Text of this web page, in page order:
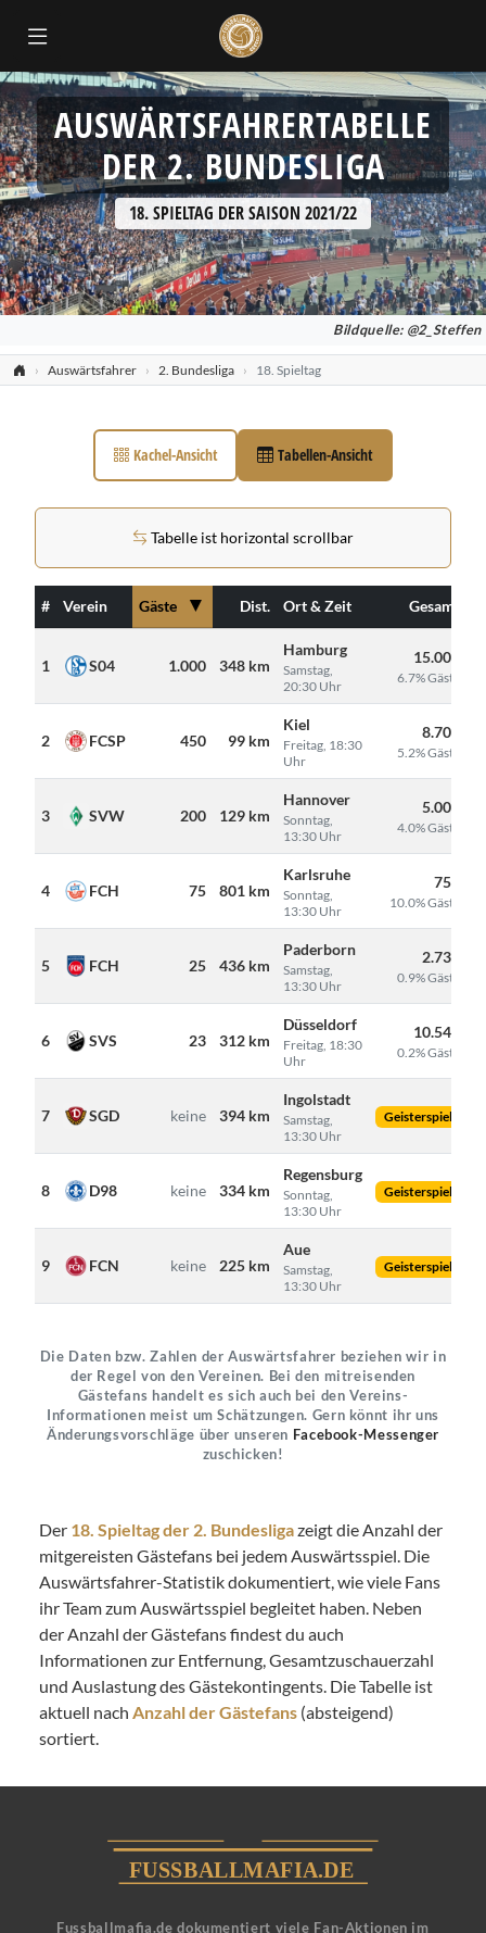
AUSWÄRTSFAHRERTABELLE
DER 2. BUNDESLIGA
18. SPIELTAG DER SAISON 2021/22
Bildquelle: @2_Steffen
Auswärtsfahrer 2. Bundesliga 18. Spieltag
Kachel-Ansicht Tabellen-Ansicht
Tabelle ist horizontal scrollbar
# Verein Gäste ▼ Dist. Ort & Zeit Gesamt
1 S04 1.000 348 km
Hamburg
Samstag,
20:30 Uhr
15.000
6.7% Gäste
2 FCSP 450 99 km
Kiel
Freitag, 18:30
Uhr
8.700
5.2% Gäste
3 SVW 200 129 km
Hannover
Sonntag,
13:30 Uhr
5.000
4.0% Gäste
4 FCH 75 801 km
Karlsruhe
Sonntag,
13:30 Uhr
750
10.0% Gäste
5 FCH 25 436 km
Paderborn
Samstag,
13:30 Uhr
2.730
0.9% Gäste
6 SVS 23 312 km
Düsseldorf
Freitag, 18:30
Uhr
10.543
0.2% Gäste
7 SGD keine 394 km
Ingolstadt
Samstag,
13:30 Uhr
Geisterspiel
8 D98 keine 334 km
Regensburg
Sonntag,
13:30 Uhr
Geisterspiel
9 FCN keine 225 km
Aue
Samstag,
13:30 Uhr
Geisterspiel
Die Daten bzw. Zahlen der Auswärtsfahrer beziehen wir in
der Regel von den Vereinen. Bei den mitreisenden
Gästefans handelt es sich auch bei den Vereins-
Informationen meist um Schätzungen. Gern könnt ihr uns
Änderungsvorschläge über unseren Facebook-Messenger
zuschicken!
Der 18. Spieltag der 2. Bundesligazeigt die Anzahl der
mitgereisten Gästefans bei jedem Auswärtsspiel. Die
Auswärtsfahrer-Statistik dokumentiert, wie viele Fans
ihr Team zum Auswärtsspiel begleitet haben. Neben
der Anzahl der Gästefans findest du auch
Informationen zur Entfernung, Gesamtzuschauerzahl
und Auslastung des Gästekontingents. Die Tabelle ist
aktuell nach Anzahl der Gästefans (absteigend)
sortiert.
Fussballmafia.de dokumentiert viele Fan-Aktionen im